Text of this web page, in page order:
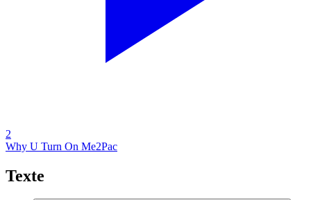
2
Why U Turn On Me2Pac
Texte